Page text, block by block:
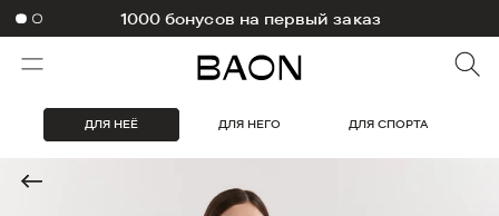
1000 бонусов на первый заказ
ДЛЯ НЕЁ ДЛЯ НЕГО ДЛЯ СПОРТА